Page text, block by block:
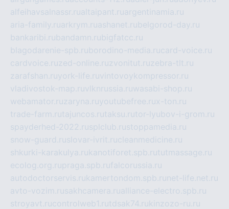
alfeihavsalnassr.rualtaipant.ruargentinamia.ru
aria-family.ruarkrym.ruashanet.rubelgorod-day.ru
bankaribi.rubandamn.rubigfatcc.ru
blagodarenie-spb.ruborodino-media.rucard-voice.ru
cardvoice.ruzed-online.ruzvonitut.ruzebra-tlt.ru
zarafshan.ruyork-life.ruvintovoykompressor.ru
vladivostok-map.ruvlknrussia.ruwasabi-shop.ru
webamator.ruzaryna.ruyoutubefree.rux-ton.ru
trade-farm.rutajuncos.rutaksu.rutor-lyubov-i-grom.ru
spayderhed-2022.rusplclub.rustoppamedia.ru
snow-guard.ruslovar-ivrit.rucleanmedicine.ru
shkurki-karakulya.rukanotiforet.spb.rututmassage.ru
ecolog.org.rupraga.spb.rufalcorussia.ru
autodoctorservis.rukamertondom.spb.ru net-life.net.ru
avto-vozim.rusakhcamera.rualliance-electro.spb.ru
stroyavt.rucontrolweb1.rutdsak74.rukinzozo-ru.ru